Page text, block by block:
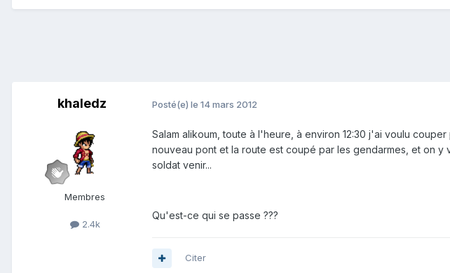
khaledz
Membres
2.4k
Posté(e) le 14 mars 2012
Salam alikoum, toute à l'heure, à environ 12:30 j'ai voulu
nouveau pont et la route est coupé par les gendarmes, et on
soldat venir...
Qu'est-ce qui se passe ???
Citer